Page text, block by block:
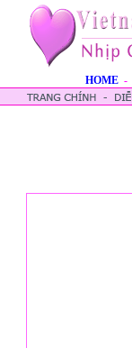
HOME -